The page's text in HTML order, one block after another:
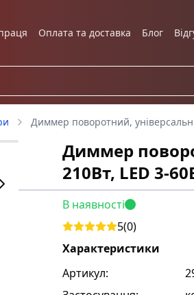
Оплата та доставка Блог
Диммер поворотний,
Диммер
210Вт, LED 3-
В наявності
5(0)
Характеристики
Артикул: